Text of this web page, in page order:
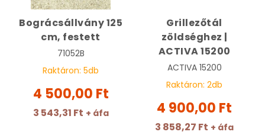
Bográcsállvány 125
cm, festett
71052B
Raktáron: 5db
4 500,00 Ft
3 543,31 Ft + áfa
Grillezőtál
zöldséghez |
ACTIVA 15200
ACTIVA 15200
Raktáron: 2db
4 900,00 Ft
3 858,27 Ft + áfa